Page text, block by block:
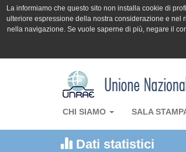
La informiamo che questo sito non installa cookie di
ulteriore espressione della nostra considerazione e nel
nella navigazione. Se vuole saperne di più, negare il
CHI SIAMO SALA
Dati statistici